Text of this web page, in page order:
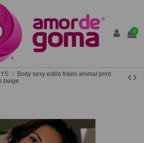
0
Body sexy estilo trikini animal print
beige